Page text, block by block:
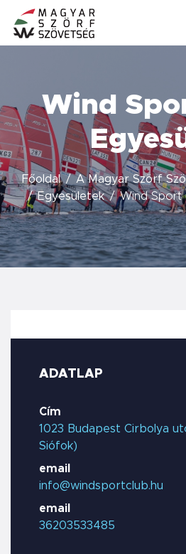
Wind
Főoldal
A Magyar Szörf
Egyesületek
Wind Sport
ADATLAP
Cím
1023 Budapest Cirbolya
Siófok)
email
info@windsportclub.hu
email
36203533485